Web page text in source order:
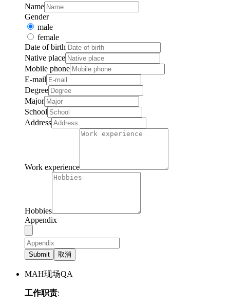
Name
Gender
male
female
Date of birth
Native place
Mobile phone
E-mail
Degree
Major
School
Address
Work experience
Hobbies
Appendix
Submit 取消
MAH现场QA
工作职责: